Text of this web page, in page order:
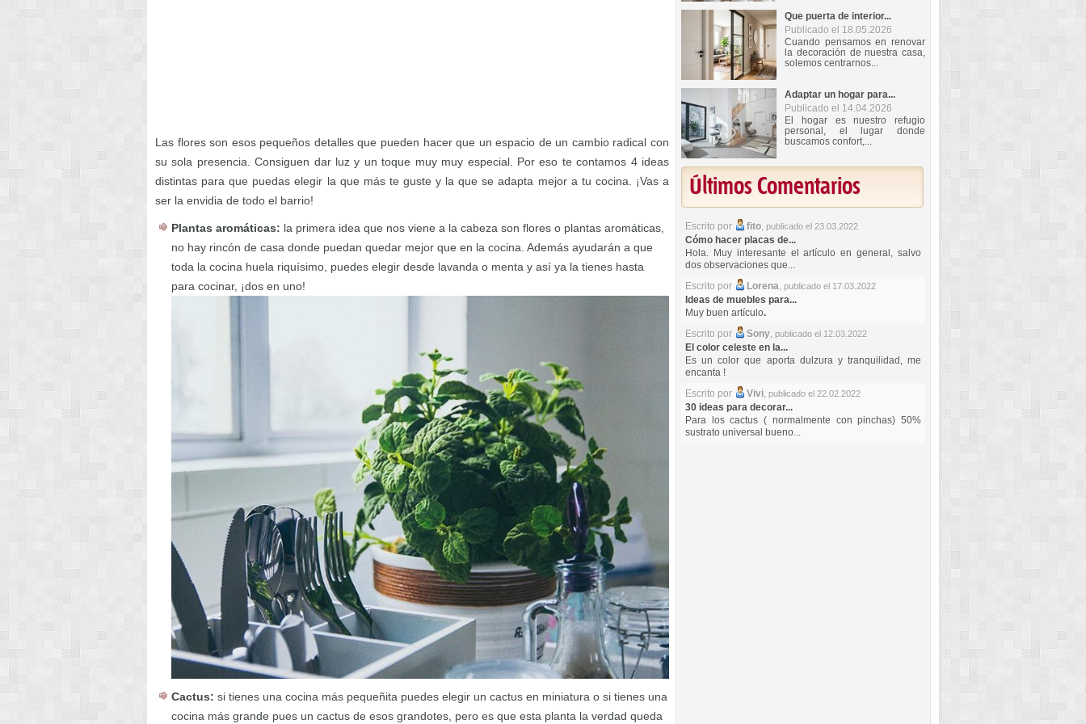
Las flores son esos pequeños detalles que pueden hacer que un espacio de un cambio radical con
su sola presencia. Consiguen dar luz y un toque muy muy especial. Por eso te contamos 4 ideas
distintas para que puedas elegir la que más te guste y la que se adapta mejor a tu cocina. ¡Vas a
ser la envidia de todo el barrio!
Plantas aromáticas: la primera idea que nos viene a la cabeza son flores o plantas aromáticas,
no hay rincón de casa donde puedan quedar mejor que en la cocina. Además ayudarán a que
toda la cocina huela riquísimo, puedes elegir desde lavanda o menta y así ya la tienes hasta
para cocinar, ¡dos en uno!
Cactus: si tienes una cocina más pequeñita puedes elegir un cactus en miniatura o si tienes una
cocina más grande pues un cactus de esos grandotes, pero es que esta planta la verdad queda
Que puerta de interior...
Publicado el 18.05.2026
Cuando pensamos en renovar
la decoración de nuestra casa,
solemos centrarnos...
Adaptar un hogar para...
Publicado el 14.04.2026
El hogar es nuestro refugio
personal, el lugar donde
buscamos confort,...
Últimos Comentarios
Escrito por fito, publicado el 23.03.2022
Cómo hacer placas de...
Hola. Muy interesante el artículo en general, salvo
dos observaciones que...
Escrito por
Lorena, publicado el 17.03.2022
Ideas de muebles para...
Muy buen artículo.
Escrito por
Sony, publicado el 12.03.2022
El color celeste en la...
Es un color que aporta dulzura y tranquilidad, me
encanta !
Escrito por
Vivi, publicado el 22.02.2022
30 ideas para decorar...
Para los cactus ( normalmente con pinchas) 50%
sustrato universal bueno...